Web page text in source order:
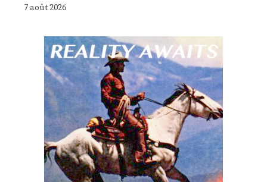
7 août 2026